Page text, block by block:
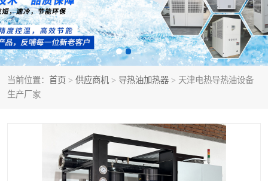
当前位置： 首页 > 供应商机 > 导热油加热器 > 天津电热导热油设备
生产厂家
导热油加热器